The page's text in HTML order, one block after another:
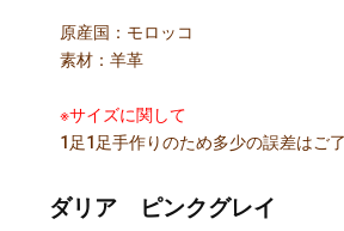
原産国：モロッコ
素材：羊革
※サイズに関して
1足1足手作りのため多少の誤差はご
ダリア ピンクグレイ